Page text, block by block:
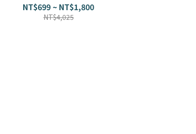
NT$699 ~ NT$1,800
NT$4,025